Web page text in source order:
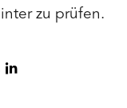
zu prüfen.
in